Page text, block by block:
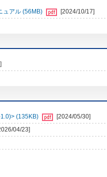
ュアル (56MB) [2024/10/17]
(135KB)
[2024/05/30]
04/23]